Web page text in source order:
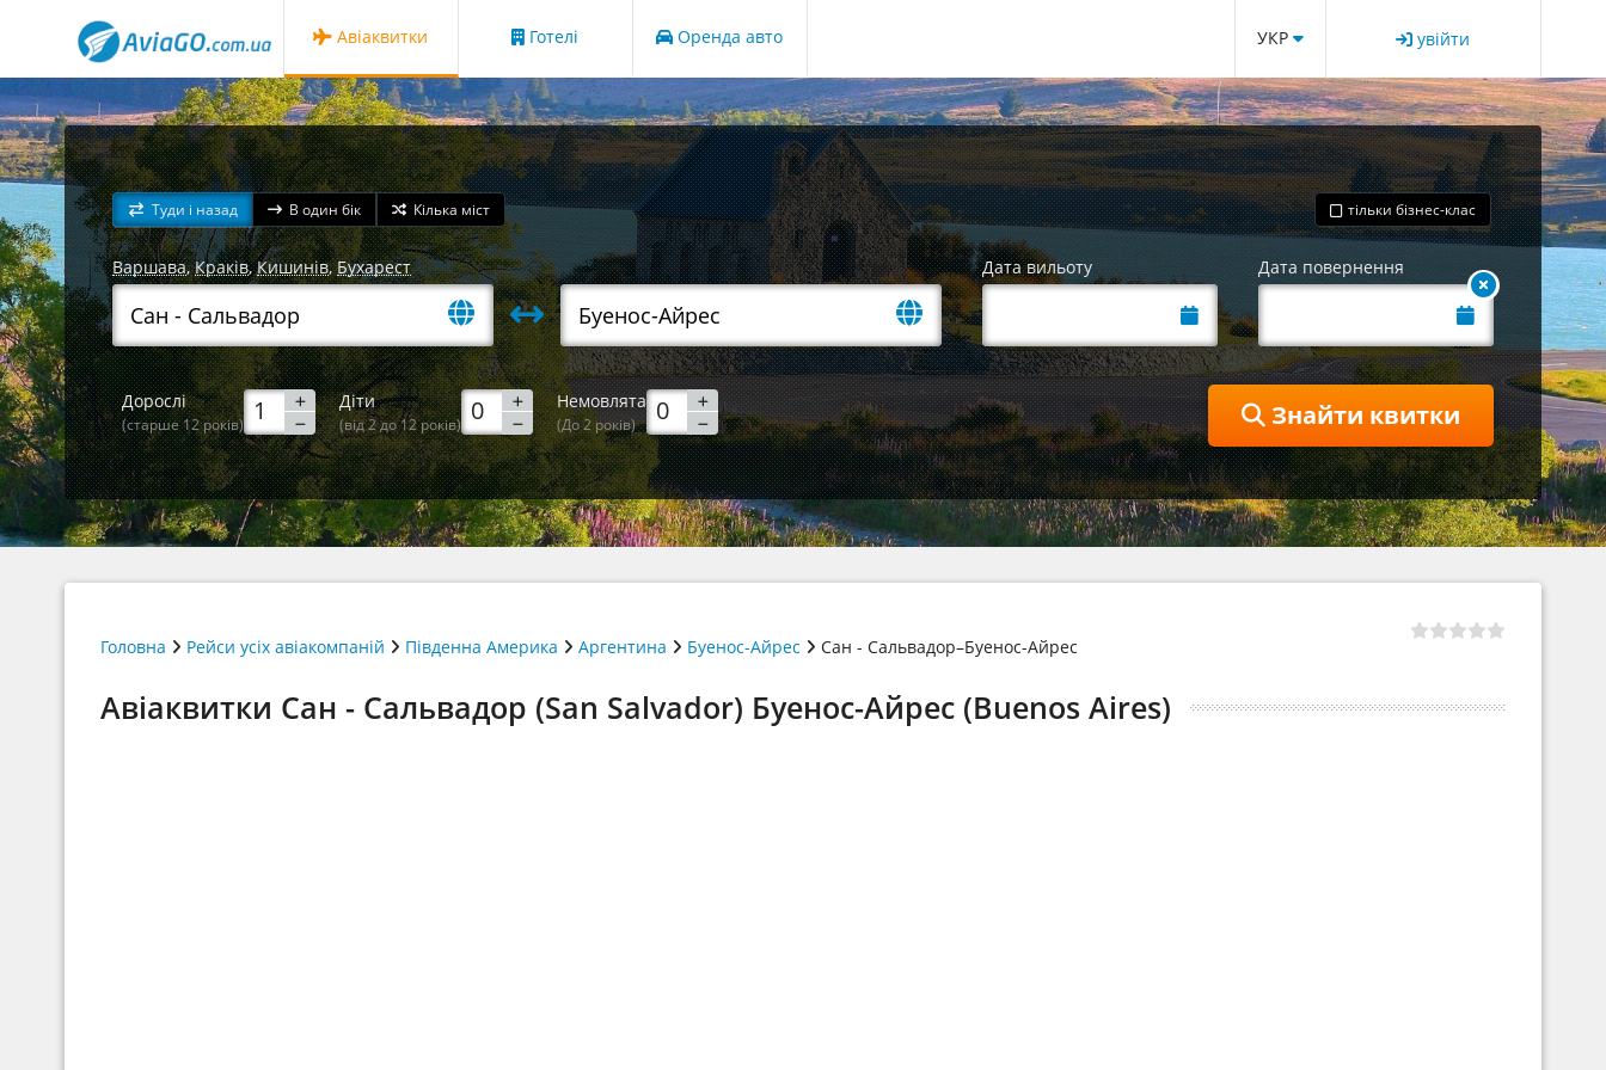
Авіаквитки Готелі Оренда авто УКР увійти
Туди і назад В один бік Кілька міст тільки бізнес-клас
Варшава,Краків,Кишинів,Бухарест Дата вильоту Дата повернення
Дорослі
(старше 12 років)
Діти
(від 2 до 12 років)
Немовлята
(До 2 років) Знайти квитки
Головна Рейси усіх авіакомпаній Південна Америка Аргентина Буенос-Айрес Сан - Сальвадор–Буенос-Айрес
Авіаквитки Сан - Сальвадор (San Salvador) Буенос-Айрес (Buenos Aires)